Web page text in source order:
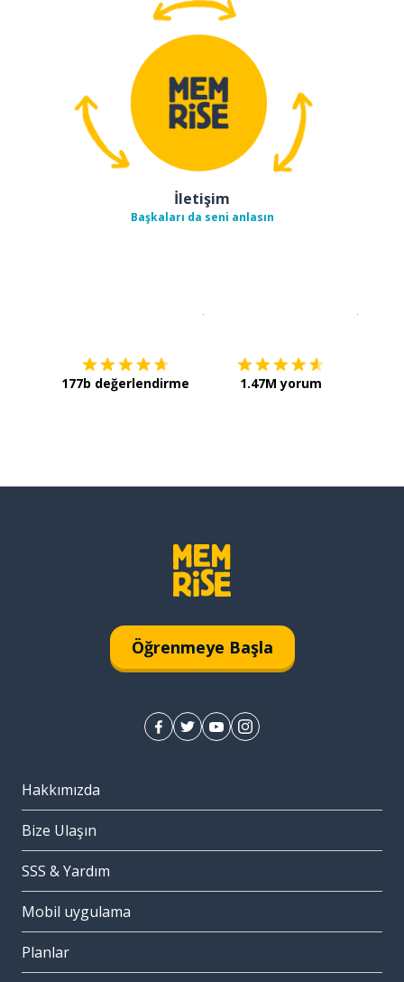
İletişim
Başkaları da seni anlasın
177b değerlendirme 1.47M yorum
Öğrenmeye Başla
Hakkımızda
Bize Ulaşın
SSS & Yardım
Mobil uygulama
Planlar